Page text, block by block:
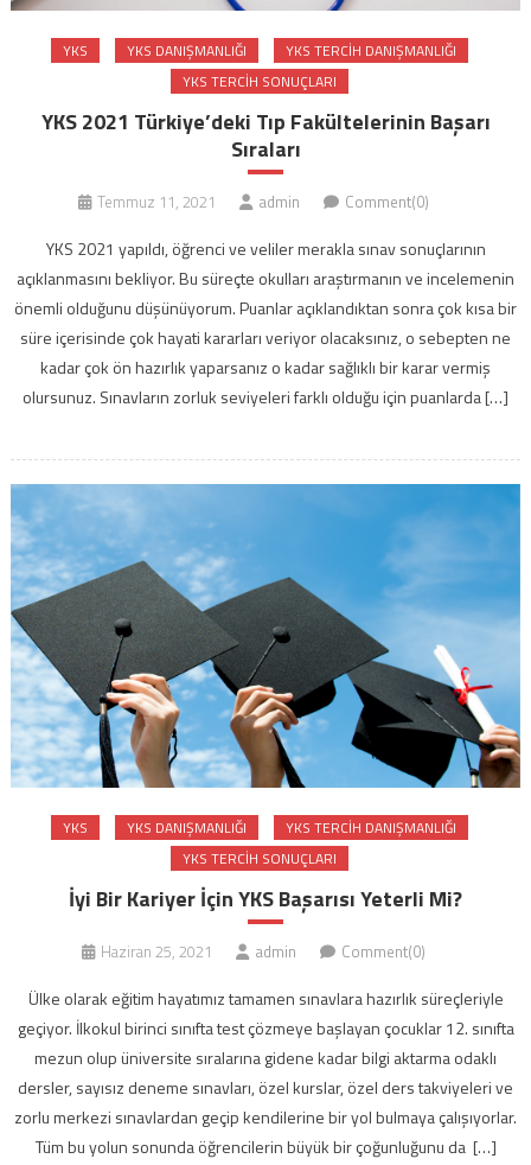
YKS YKS DANIŞMANLIĞI
YKS TERCIH DANIŞMANLIĞI
YKS TERCIH SONUÇLARI
YKS 2021 Türkiye’deki Tıp Fakültelerinin Başarı
Sıraları
Temmuz 11, 2021 admin Comment(0)
YKS 2021 yapıldı, öğrenci ve veliler merakla sınav sonuçlarının
açıklanmasını bekliyor. Bu süreçte okulları araştırmanın ve incelemenin
önemli olduğunu düşünüyorum. Puanlar açıklandıktan sonra çok kısa bir
süre içerisinde çok hayati kararları veriyor olacaksınız, o sebepten ne
kadar çok ön hazırlık yaparsanız o kadar sağlıklı bir karar vermiş
olursunuz. Sınavların zorluk seviyeleri farklı olduğu için puanlarda […]
YKS YKS DANIŞMANLIĞI
YKS TERCIH DANIŞMANLIĞI
YKS TERCIH SONUÇLARI
İyi Bir Kariyer İçin YKS Başarısı Yeterli Mi?
Haziran 25, 2021 admin Comment(0)
Ülke olarak eğitim hayatımız tamamen sınavlara hazırlık süreçleriyle
geçiyor. İlkokul birinci sınıfta test çözmeye başlayan çocuklar 12. sınıfta
mezun olup üniversite sıralarına gidene kadar bilgi aktarma odaklı
dersler, sayısız deneme sınavları, özel kurslar, özel ders takviyeleri ve
zorlu merkezi sınavlardan geçip kendilerine bir yol bulmaya çalışıyorlar.
Tüm bu yolun sonunda öğrencilerin büyük bir çoğunluğunu da […]